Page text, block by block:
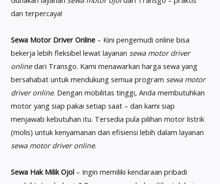
dan terpercaya!
Sewa Motor Driver Online – Kini pengemudi online bisa
bekerja lebih fleksibel lewat layanan sewa motor driver
onlinedari Transgo. Kami menawarkan harga sewa yang
bersahabat untuk mendukung semua program sewa motor
driver online. Dengan mobilitas tinggi, Anda membutuhkan
motor yang siap pakai setiap saat – dan kami siap
menjawab kebutuhan itu. Tersedia pula pilihan motor listrik
(molis) untuk kenyamanan dan efisiensi lebih dalam layanan
sewa motor driver online.
Sewa Hak Milik Ojol – Ingin memiliki kendaraan pribadi